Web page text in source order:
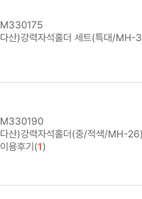
M330175
다산)강력자석홀더 세트(특대/
M330190
다산)강력자석홀더(중/적색/MH-
이용후기(1)